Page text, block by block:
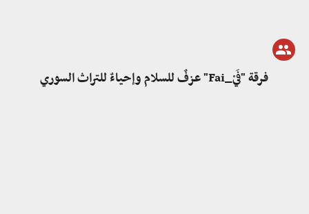
فرقة "فَيْ_Fai" عزفٌ للسلام وإحياءٌ للتراث السوري